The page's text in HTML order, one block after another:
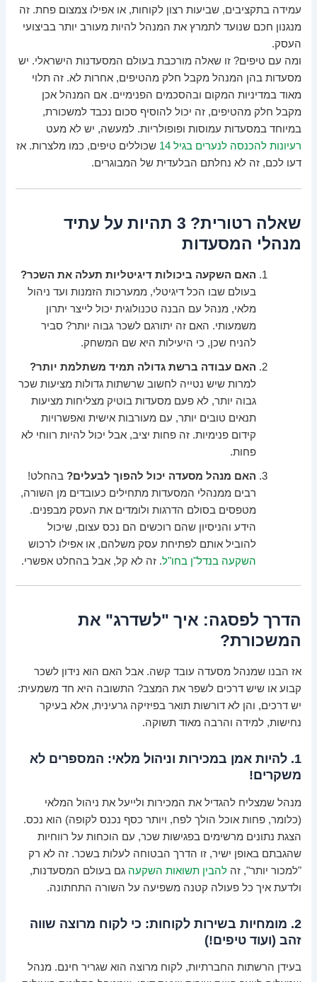
עמידה בתקציבים, שביעות רצון לקוחות, או אפילו צמצום פחת. זה
מנגנון חכם שנועד לתמרץ את המנהל להיות מעורב יותר בביצועי
העסק.
ומה עם טיפים? זו שאלה מורכבת בעולם המסעדנות הישראלי. יש
מסעדות בהן המנהל מקבל חלק מהטיפים, אחרות לא. זה תלוי
מאוד במדיניות המקום ובהסכמים הפנימיים. אם המנהל אכן
מקבל חלק מהטיפים, זה יכול להוסיף סכום נכבד למשכורת,
במיוחד במסעדות עמוסות ופופולריות. למעשה, יש לא מעט
רעיונות להכנסה לנערים בגיל 14
שכוללים טיפים, כמו מלצרות. אז
דעו לכם, זה לא נחלתם הבלעדית של המבוגרים.
שאלה רטורית? 3 תהיות על עתיד
מנהלי המסעדות
האם השקעה ביכולות דיגיטליות תעלה את השכר?
בעולם שבו הכל דיגיטלי, ממערכות הזמנות ועד ניהול
מלאי, מנהל עם הבנה טכנולוגית יכול לייצר יתרון
משמעותי. האם זה יתורגם לשכר גבוה יותר? סביר
להניח שכן, כי היעילות היא שם המשחק.
האם עבודה ברשת גדולה תמיד משתלמת יותר?
למרות שיש נטייה לחשוב שרשתות גדולות מציעות שכר
גבוה יותר, לא פעם מסעדות בוטיק מצליחות מציעות
תנאים טובים יותר, עם מעורבות אישית ואפשרויות
קידום פנימיות. זה פחות יציב, אבל יכול להיות רווחי לא
פחות.
האם מנהל מסעדה יכול להפוך לבעלים? בהחלט!
רבים ממנהלי המסעדות מתחילים כעובדים מן השורה,
מטפסים בסולם הדרגות ולומדים את העסק מבפנים.
הידע והניסיון שהם רוכשים הם נכס עצום, שיכול
להוביל אותם לפתיחת עסק משלהם, או אפילו לרכוש
השקעה בנדל"ן בחו"ל. זה לא קל, אבל בהחלט אפשרי.
הדרך לפסגה: איך "לשדרג" את
המשכורת?
אז הבנו שמנהל מסעדה עובד קשה. אבל האם הוא נידון לשכר
קבוע או שיש דרכים לשפר את המצב? התשובה היא חד משמעית:
יש דרכים, והן לא דורשות תואר בפיזיקה גרעינית, אלא בעיקר
נחישות, למידה והרבה מאוד תשוקה.
1. להיות אמן במכירות וניהול מלאי: המספרים לא
משקרים!
מנהל שמצליח להגדיל את המכירות ולייעל את ניהול המלאי
(כלומר, פחות אוכל הולך לפח, ויותר כסף נכנס לקופה) הוא נכס.
הצגת נתונים מרשימים בפגישות שכר, עם הוכחות על רווחיות
שהגבתם באופן ישיר, זו הדרך הבטוחה לעלות בשכר. זה לא רק
"למכור יותר", זהלהבין תשואות השקעה גם בעולם המסעדנות,
ולדעת איך כל פעולה קטנה משפיעה על השורה התחתונה.
2. מומחיות בשירות לקוחות: כי לקוח מרוצה שווה
זהב (ועוד טיפים!)
בעידן הרשתות החברתיות, לקוח מרוצה הוא שגריר חינם. מנהל